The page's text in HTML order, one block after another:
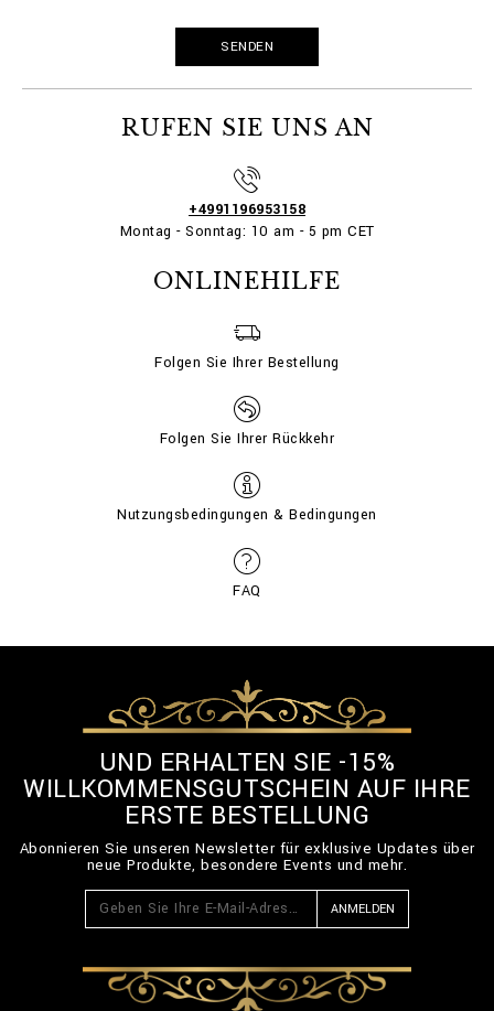
RUFEN SIE UNS AN
+4991196953158
Montag - Sonntag: 10 am - 5 pm CET
ONLINEHILFE
Folgen Sie Ihrer Bestellung
Folgen Sie Ihrer Rückkehr
Nutzungsbedingungen & Bedingungen
FAQ
UND ERHALTEN SIE -15%
WILLKOMMENSGUTSCHEIN AUF IHRE
ERSTE BESTELLUNG
Abonnieren Sie unseren Newsletter für exklusive Updates über
neue Produkte, besondere Events und mehr.
ANMELDEN